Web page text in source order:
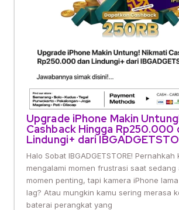
Upgrade iPhone Makin
Cashback Hingga Rp250.000
Lindungi+ dari
Halo Sobat IBGADGETSTORE! Pernahkah
mengalami momen frustrasi saat sedang
momen penting, tapi kamera iPhone
lag? Atau mungkin kamu sering merasa
baterai perangkat yang